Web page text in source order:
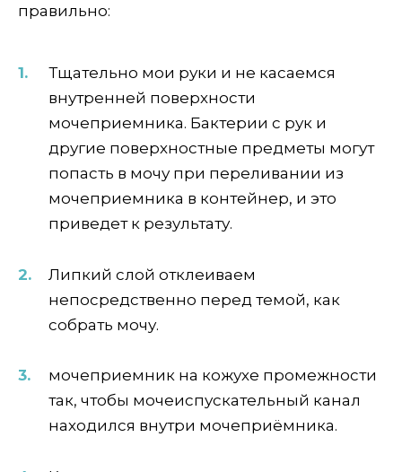
правильно:
Тщательно мои руки и не касаемся
внутренней поверхности
мочеприемника. Бактерии с рук и
другие поверхностные предметы могут
попасть в мочу при переливании из
мочеприемника в контейнер, и это
приведет к результату.
Липкий слой отклеиваем
непосредственно перед темой, как
собрать мочу.
мочеприемник на кожухе промежности
так, чтобы мочеиспускательный канал
находился внутри мочеприёмника.